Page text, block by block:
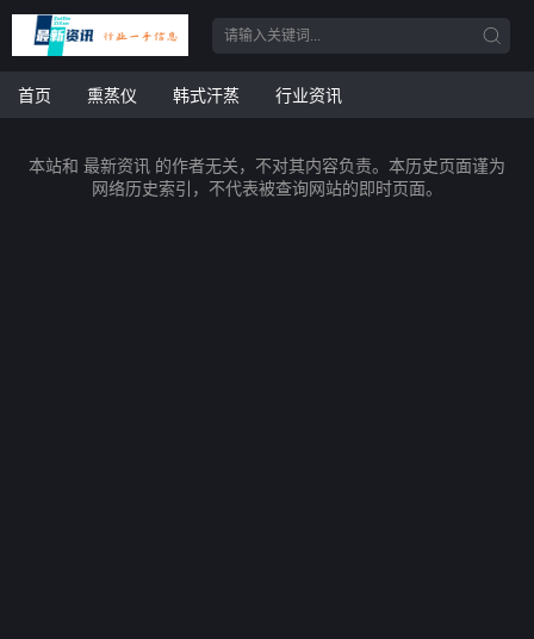
首页 熏蒸仪 韩式汗蒸 行业资讯
本站和 最新资讯 的作者无关，不对其内容负责。本历史页面谨为
网络历史索引，不代表被查询网站的即时页面。